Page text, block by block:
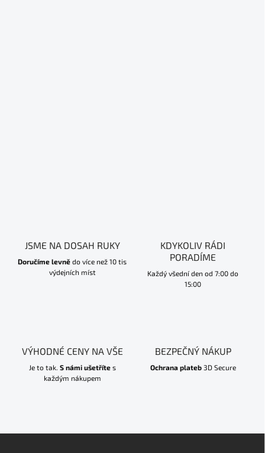
JSME NA DOSAH RUKY
Doručíme levně do více než 10 tis
výdejních míst
KDYKOLIV RÁDI
PORADÍME
Každý všední den od 7:00 do
15:00
VÝHODNÉ CENY NA VŠE
Je to tak. S námi ušetřítes
každým nákupem
BEZPEČNÝ NÁKUP
Ochrana plateb3D Secure